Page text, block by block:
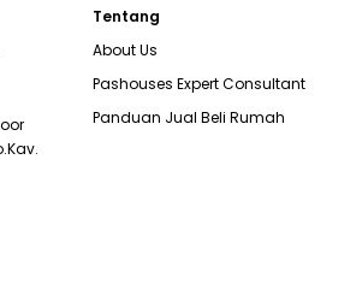
Tentang
About Us
Pashouses Expert Consultant
Panduan Jual Beli Rumah